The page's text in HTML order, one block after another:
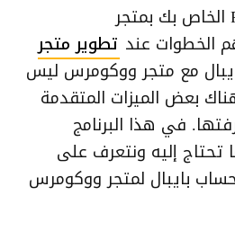
يعد ربط حساب PayPal الخاص بك بمتجر
تطوير متجر
مع متجر ووكومرس ليس
بعض الميزات المتقدمة
في هذا البرنامج
إليه ونتعرف على
بايبال لمتجر ووكومرس